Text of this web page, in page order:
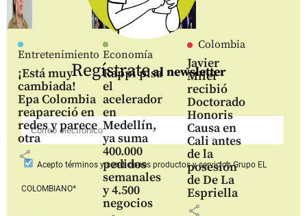
Entretenimiento
¡Está muy
cambiada!
Epa Colombia
reapareció en
redes y parece
otra
share
Economía
Rappi pisa
el
acelerador
en
Medellín,
ya suma
400.000
pedidos
semanales
y 4.500
negocios
Colombia
Javier
Milei
recibió
Doctorado
Honoris
Causa en
Cali antes
de la
posesión
de De La
Espriella
share
Regístrateal newsletter
Aceptotérminos y condiciones productos y serviciosGrupo EL
COLOMBIANO*